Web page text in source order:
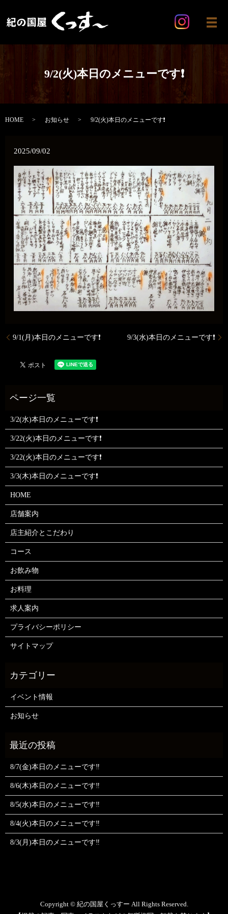
メ
9/2(火)本日のメニューです❗️
HOME お知らせ 9/2(火)本日のメニューです❗️
2025/09/02
9/1(月)本日のメニューです❗️ 9/3(水)本日のメニューです❗️
3/2(水)本日のメニューです❗
3/22(火)本日のメニューです❗
3/22(火)本日のメニューです❗
3/3(木)本日のメニューです❗
HOME
店舗案内
店主紹介とこだわり
コース
お飲み物
お料理
求人案内
プライバシーポリシー
サイトマップ
イベント情報
お知らせ
8/7(金)本日のメニューです‼️
8/6(木)本日のメニューです‼️
8/5(水)本日のメニューです‼️
8/4(火)本日のメニューです‼️
8/3(月)本日のメニューです‼️
Copyright © 紀の国屋くっすー All Rights Reserved.